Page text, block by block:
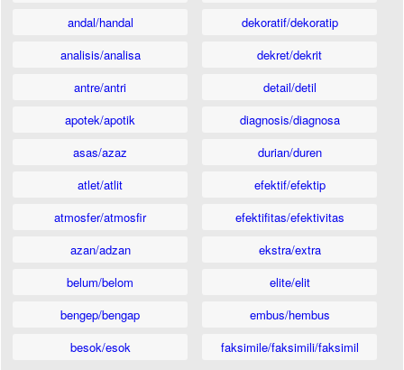
andal/handal
analisis/analisa
antre/antri
apotek/apotik
asas/azaz
atlet/atlit
atmosfer/atmosfir
azan/adzan
belum/belom
bengep/bengap
besok/esok
dekoratif/dekoratip
dekret/dekrit
detail/detil
diagnosis/diagnosa
durian/duren
efektif/efektip
efektifitas/efektivitas
ekstra/extra
elite/elit
embus/hembus
faksimile/faksimili/faksimil